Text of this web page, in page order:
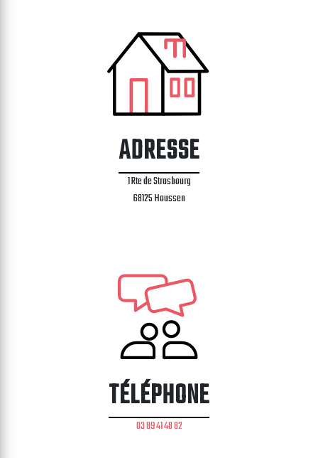
ADRESSE
1 Rte de Strasbourg
68125 Houssen
TÉLÉPHONE
03 89 41 48 82